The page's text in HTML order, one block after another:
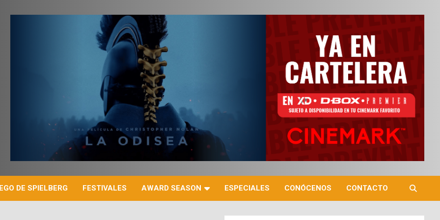
DE SPIELBERG FESTIVALES AWARD SEASON ESPECIALES CONÓCENOS CONTACTO